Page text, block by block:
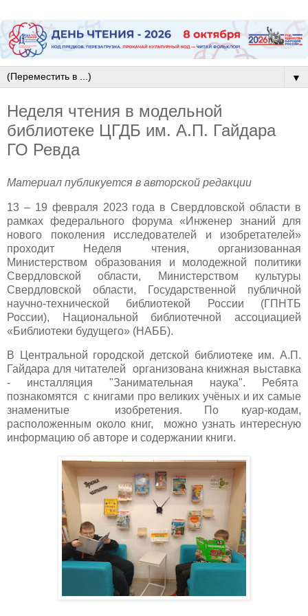
▼
Неделя чтения в модельной
библиотеке ЦГДБ им. А.П. Гайдара
ГО Ревда
Материал публикуется в авторской редакции
13 – 19 февраля 2023 года в Свердловской области в
рамках федерального форума «Инженер знаний для
нового поколения исследователей и изобретателей»
проходит Неделя чтения, организованная
Министерством образования и молодежной политики
Свердловской области, Министерством культуры
Свердловской области, Государственной публичной
научно-технической библиотекой России (ГПНТБ
России), Национальной библиотечной ассоциацией
«Библиотеки будущего» (НАББ).
В Центральной городской детской библиотеке им. А.П.
Гайдара для читателей организована книжная выставка
- инсталляция "Занимательная наука". Ребята
познакомятся с книгами про великих учёных и их самые
знаменитые изобретения. По куар-кодам,
расположенным около книг, можно узнать интересную
информацию об авторе и содержании книги.